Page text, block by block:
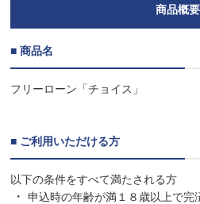
商品概要
■ 商品名
フリーローン「チョイス」
■ ご利用いただける方
以下の条件をすべて満たされる方
申込時の年齢が満１８歳以上で完